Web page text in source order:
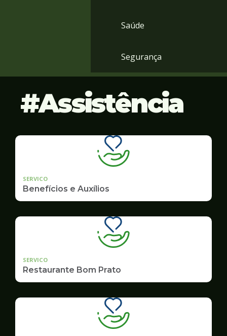
Saúde
Segurança
Assistência
SERVICO
Benefícios e Auxílios
SERVICO
Restaurante Bom Prato